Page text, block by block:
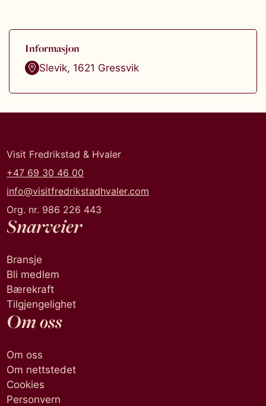
Informasjon
Slevik, 1621 Gressvik
Visit Fredrikstad & Hvaler
+47 69 30 46 00
info@visitfredrikstadhvaler.com
Org. nr. 986 226 443
Snarveier
Bransje
Bli medlem
Bærekraft
Tilgjengelighet
Om oss
Om oss
Om nettstedet
Cookies
Personvern